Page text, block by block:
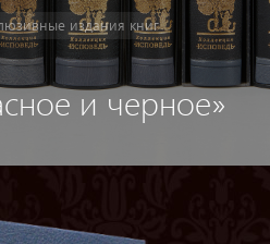
издания книг
и черное»